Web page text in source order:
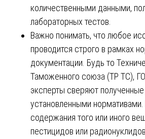
количественными данными,
лабораторных тестов.
Важно понимать, что любое
проводится строго в рамках
документации. Будь то
Таможенного союза (ТР ТС),
эксперты сверяют
установленными
содержания того или иного
пестицидов или